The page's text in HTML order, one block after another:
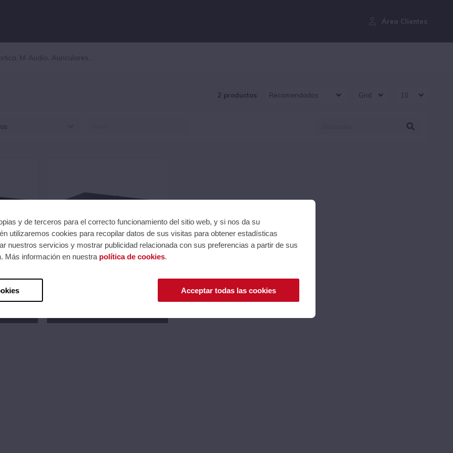
Área Clientes
2 productos
SIMPLE S-BOX FHD
y de terceros para el correcto funcionamiento del sitio web, y si nos da su
utilizaremos cookies para recopilar datos de sus visitas para obtener estadísticas
nuestros servicios y mostrar publicidad relacionada con sus preferencias a partir de sus
Más información en nuestra política de cookies.
Acceptar todas las cookies